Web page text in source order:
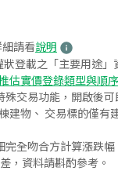
請看說明
登載之「主要用途」
估實價登錄類型與順序
交易功能，開啟後
建物、 交易標的僅有
全吻合方計算漲跌
，資料請斟酌參考。